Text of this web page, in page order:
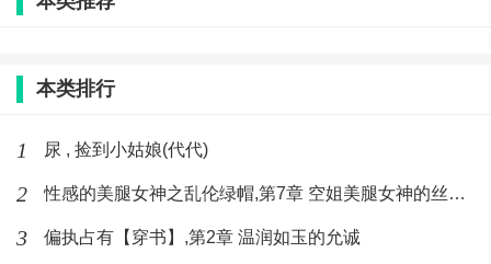
本类排行
1 尿 , 捡到小姑娘(代代)
2 性感的美腿女神之乱伦绿帽,第7章 空姐美腿女神的丝袜足交
3 偏执占有【穿书】,第2章 温润如玉的允诚